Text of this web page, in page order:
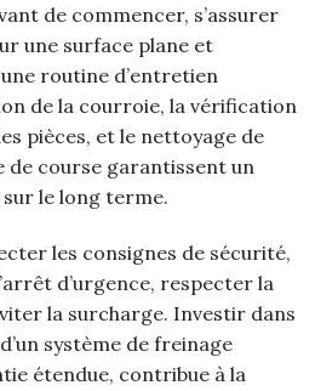
de commencer, s’assurer
une surface plane et
routine d’entretien
de la courroie, la vérification
pièces, et le nettoyage de
de course garantissent un
le long terme.
les consignes de sécurité,
d’urgence, respecter la
la surcharge. Investir dans
système de freinage
étendue, contribue à la